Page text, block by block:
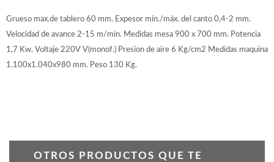
Grueso max.de tablero 60 mm. Expesor mín./máx. del canto 0,4-2 mm.
Velocidad de avance 2-15 m/min. Medidas mesa 900 x 700 mm. Potencia
1,7 Kw. Voltaje 220V V(monof.) Presion de aire 6 Kg/cm2 Medidas maquina
1.100x1.040x980 mm. Peso 130 Kg.
OTROS PRODUCTOS QUE TE